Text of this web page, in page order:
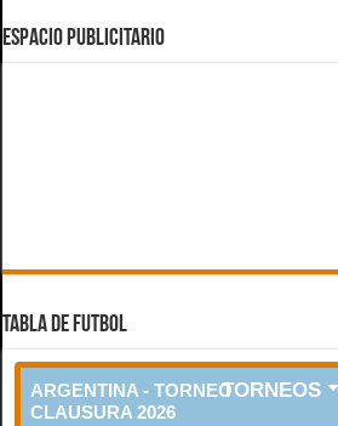
ESPACIO PUBLICITARIO
TABLA DE FUTBOL